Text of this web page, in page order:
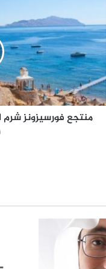
ت
ج
ع
ف
و
ر
س
منتجع فورسيزونز